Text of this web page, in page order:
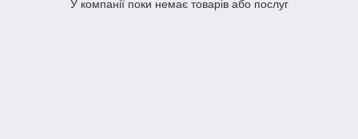
У компанії поки немає товарів або послуг